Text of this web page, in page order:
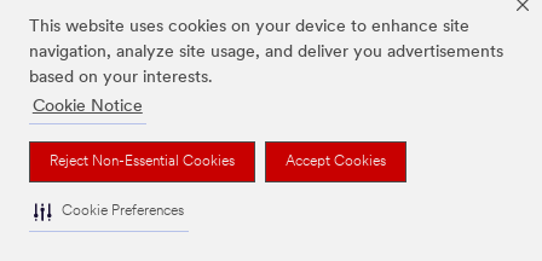
This website uses cookies on your device to enhance site
navigation, analyze site usage, and deliver you advertisements
based on your interests.
Cookie Notice
Reject Non-Essential Cookies Accept Cookies
Cookie Preferences